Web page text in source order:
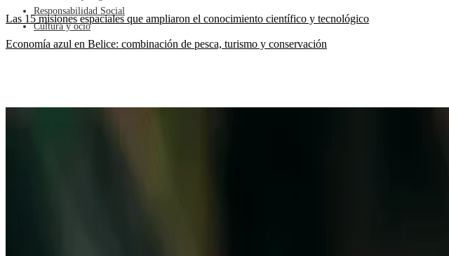
Responsabilidad Social
Cultura y ocio
Las 15 misiones espaciales que ampliaron el conocimiento científico y tecnológico
Economía azul en Belice: combinación de pesca, turismo y conservación